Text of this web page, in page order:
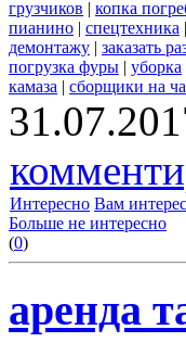
грузчиков | копка
пианино | спецтехника |
демонтажу | заказать
погрузка фуры | уборка
камаза | сборщики на
Интересно Вам
Больше не интересно
(0)
аренда